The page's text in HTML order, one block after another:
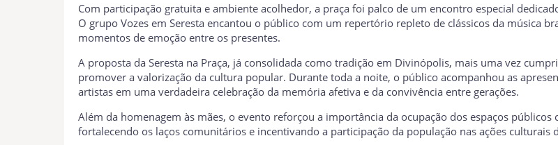
Com participação gratuita e ambiente acolhedor, a praça foi palco de um encontro especial
O grupo Vozes em Seresta encantou o público com um repertório repleto de clássicos da música
momentos de emoção entre os presentes.
A proposta da Seresta na Praça, já consolidada como tradição em Divinópolis, mais uma vez
promover a valorização da cultura popular. Durante toda a noite, o público acompanhou as
artistas em uma verdadeira celebração da memória afetiva e da convivência entre gerações.
Além da homenagem às mães, o evento reforçou a importância da ocupação dos espaços
fortalecendo os laços comunitários e incentivando a participação da população nas ações culturais